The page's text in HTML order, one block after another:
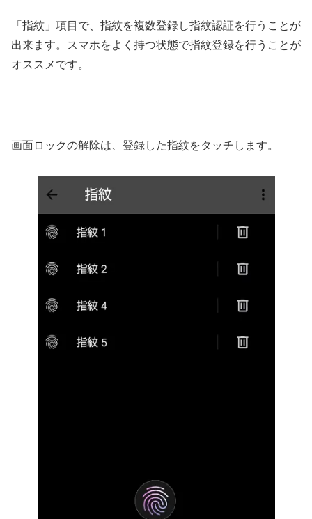
「指紋」項目で、指紋を複数登録し指紋認証を行うことが
出来ます。スマホをよく持つ状態で指紋登録を行うことが
オススメです。
画面ロックの解除は、登録した指紋をタッチします。